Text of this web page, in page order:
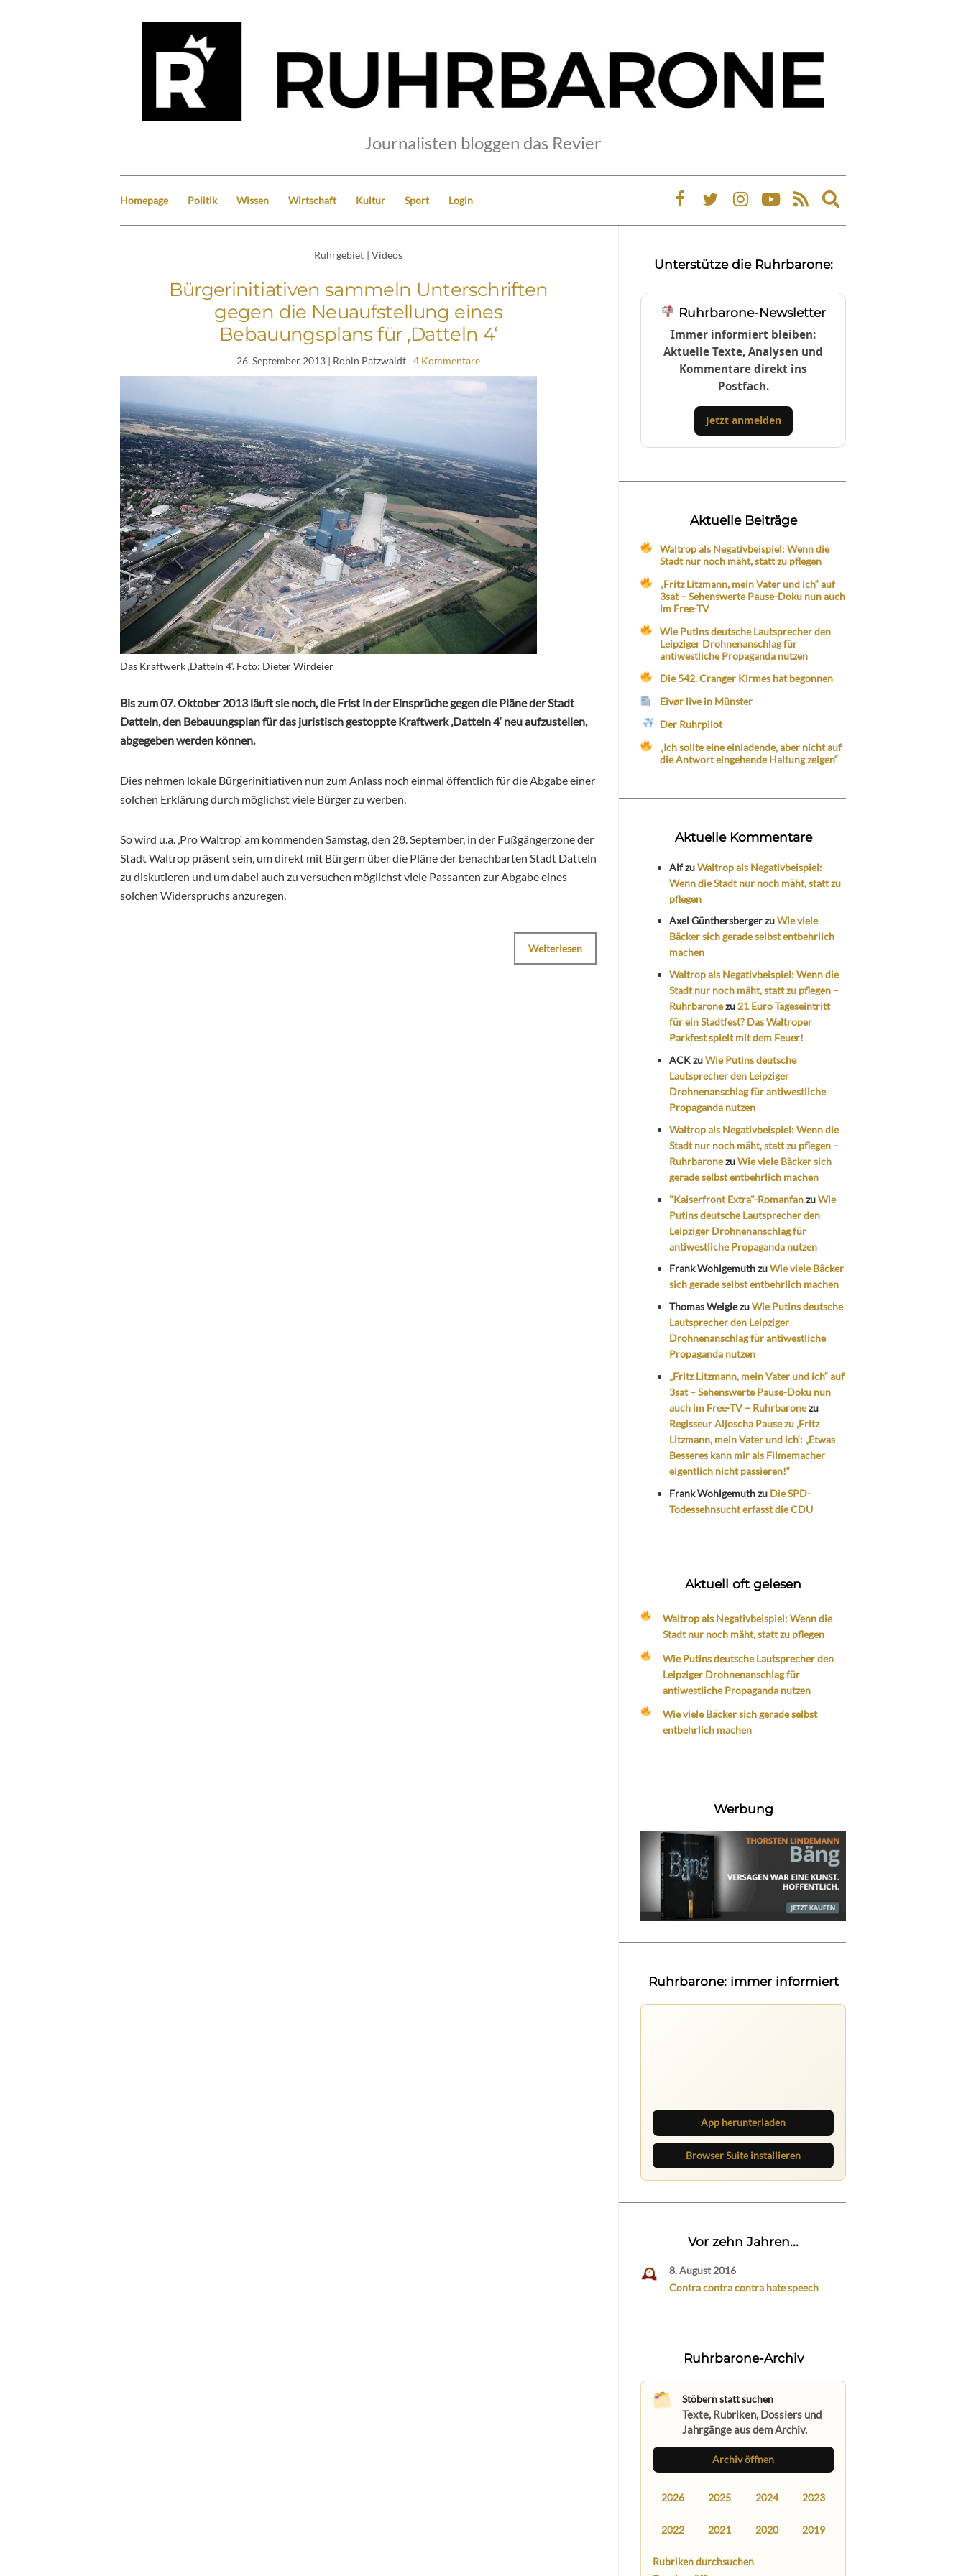
Journalisten bloggen das Revier
Homepage Politik Wissen Wirtschaft Kultur Sport Login
Expand
search
Ruhrgebiet | Videos
Bürgerinitiativen sammeln Unterschriften
gegen die Neuaufstellung eines
Bebauungsplans für ‚Datteln 4‘
26. September 2013 | Robin Patzwaldt 4 Kommentare
Das Kraftwerk ‚Datteln 4‘. Foto: Dieter Wirdeier
Bis zum 07. Oktober 2013 läuft sie noch, die Frist in der Einsprüche gegen die Pläne der Stadt
Datteln, den Bebauungsplan für das juristisch gestoppte Kraftwerk ‚Datteln 4‘ neu aufzustellen,
abgegeben werden können.
Dies nehmen lokale Bürgerinitiativen nun zum Anlass noch einmal öffentlich für die Abgabe einer
solchen Erklärung durch möglichst viele Bürger zu werben.
So wird u.a. ‚Pro Waltrop‘ am kommenden Samstag, den 28. September, in der Fußgängerzone der
Stadt Waltrop präsent sein, um direkt mit Bürgern über die Pläne der benachbarten Stadt Datteln
zu diskutieren und um dabei auch zu versuchen möglichst viele Passanten zur Abgabe eines
solchen Widerspruchs anzuregen.
Weiterlesen
Unterstütze die Ruhrbarone:
Ruhrbarone-Newsletter
Immer informiert bleiben:
Aktuelle Texte, Analysen und
Kommentare direkt ins
Postfach.
Jetzt anmelden
Aktuelle Beiträge
Waltrop als Negativbeispiel: Wenn die
Stadt nur noch mäht, statt zu pflegen
„Fritz Litzmann, mein Vater und ich“ auf
3sat – Sehenswerte Pause-Doku nun auch
im Free-TV
Wie Putins deutsche Lautsprecher den
Leipziger Drohnenanschlag für
antiwestliche Propaganda nutzen
Die 542. Cranger Kirmes hat begonnen
Eivør live in Münster
Der Ruhrpilot
„Ich sollte eine einladende, aber nicht auf
die Antwort eingehende Haltung zeigen“
Aktuelle Kommentare
AlfzuWaltrop als Negativbeispiel:
Wenn die Stadt nur noch mäht, statt zu
pflegen
Axel GünthersbergerzuWie viele
Bäcker sich gerade selbst entbehrlich
machen
Waltrop als Negativbeispiel: Wenn die
Stadt nur noch mäht, statt zu pflegen –
Ruhrbaronezu 21 Euro Tageseintritt
für ein Stadtfest? Das Waltroper
Parkfest spielt mit dem Feuer!
ACKzuWie Putins deutsche
Lautsprecher den Leipziger
Drohnenanschlag für antiwestliche
Propaganda nutzen
Waltrop als Negativbeispiel: Wenn die
Stadt nur noch mäht, statt zu pflegen –
RuhrbaronezuWie viele Bäcker sich
gerade selbst entbehrlich machen
"Kaiserfront Extra"-RomanfanzuWie
Putins deutsche Lautsprecher den
Leipziger Drohnenanschlag für
antiwestliche Propaganda nutzen
Frank WohlgemuthzuWie viele Bäcker
sich gerade selbst entbehrlich machen
Thomas WeiglezuWie Putins deutsche
Lautsprecher den Leipziger
Drohnenanschlag für antiwestliche
Propaganda nutzen
„Fritz Litzmann, mein Vater und ich“ auf
3sat – Sehenswerte Pause-Doku nun
auch im Free-TV – Ruhrbaronezu
Regisseur Aljoscha Pause zu ‚Fritz
Litzmann, mein Vater und ich‘: „Etwas
Besseres kann mir als Filmemacher
eigentlich nicht passieren!“
Frank Wohlgemuthzu Die SPD-
Todessehnsucht erfasst die CDU
Aktuell oft gelesen
Waltrop als Negativbeispiel: Wenn die
Stadt nur noch mäht, statt zu pflegen
Wie Putins deutsche Lautsprecher den
Leipziger Drohnenanschlag für
antiwestliche Propaganda nutzen
Wie viele Bäcker sich gerade selbst
entbehrlich machen
Werbung
Ruhrbarone: immer informiert
App herunterladen
Browser Suite installieren
Vor zehn Jahren...
8. August 2016
Contra contra contra hate speech
Ruhrbarone-Archiv
Stöbern statt suchen
Texte, Rubriken, Dossiers und
Jahrgänge aus dem Archiv.
Archiv öffnen
2026 2025 2024 2023
2022 2021 2020 2019
Rubriken durchsuchen